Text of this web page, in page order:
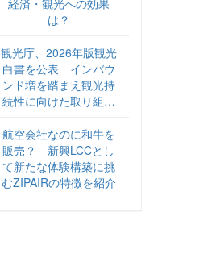
は？
観光庁、2026年版観光
白書を公表 インバウ
ンド増を踏まえ観光持
続性に向けた取り組み
航空会社なのに和牛を
販売？ 新興LCCとし
て新たな体験構築に挑
むZIPAIRの特徴を紹介